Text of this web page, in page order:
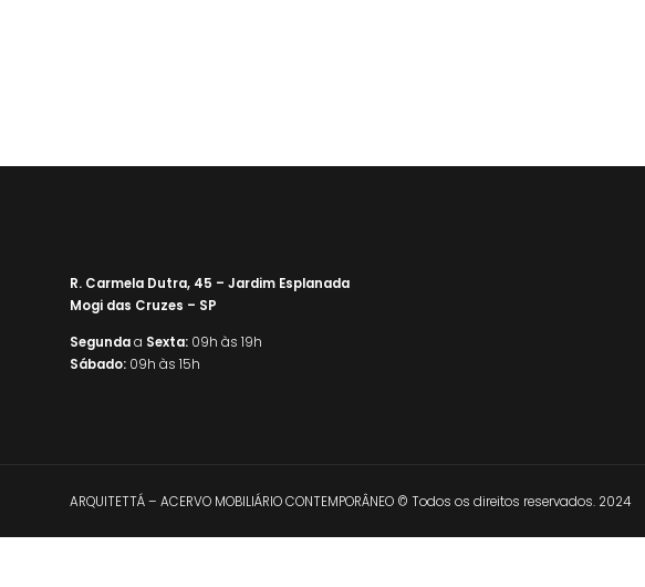
R. Carmela Dutra, 45 – Jardim Esplanada
Mogi das Cruzes – SP
Segundaa Sexta:09h às 19h
Sábado:09h às 15h
ARQUITETTÁ – ACERVO MOBILIÁRIO CONTEMPORÂNEO © Todos os direitos reservados. 2024